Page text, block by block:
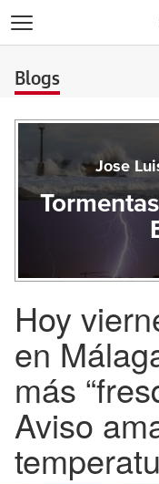
Blogs
Jose
Hoy
en
más
Aviso